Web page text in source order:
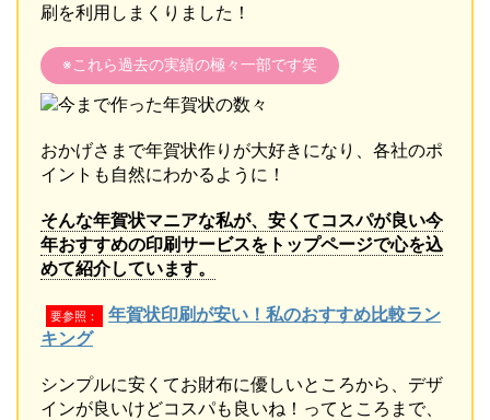
刷を利用しまくりました！
※これら過去の実績の極々一部です笑
おかげさまで年賀状作りが大好きになり、各社のポ
イントも自然にわかるように！
そんな年賀状マニアな私が、安くてコスパが良い今
年おすすめの印刷サービスをトップページで心を込
めて紹介しています。
要参照：
年賀状印刷が安い！私のおすすめ比較ラン
キング
シンプルに安くてお財布に優しいところから、デザ
インが良いけどコスパも良いね！ってところまで、